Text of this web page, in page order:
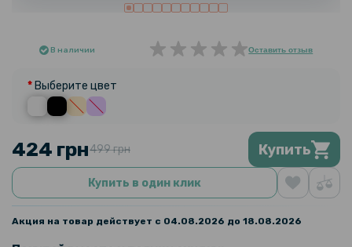
В наличии Оставить отзыв
Выберите цвет
424 грн499 грн Купить
Купить в один клик
Акция на товар действует с 04.08.2026 до 18.08.2026